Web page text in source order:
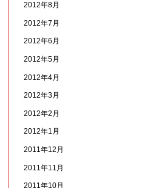
2012年8月
2012年7月
2012年6月
2012年5月
2012年4月
2012年3月
2012年2月
2012年1月
2011年12月
2011年11月
2011年10月